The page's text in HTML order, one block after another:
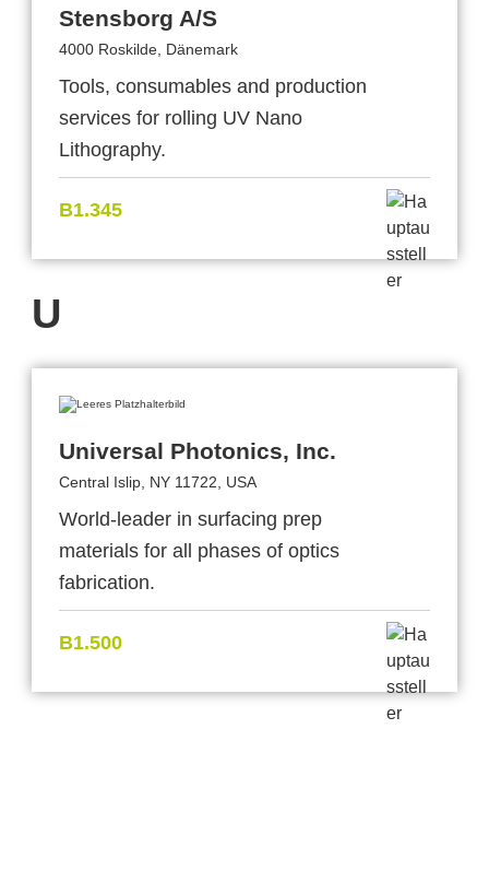
Stensborg A/S
4000 Roskilde, Dänemark
Tools, consumables and production
services for rolling UV Nano
Lithography.
B1.345
U
Universal Photonics, Inc.
Central Islip, NY 11722, USA
World-leader in surfacing prep
materials for all phases of optics
fabrication.
B1.500